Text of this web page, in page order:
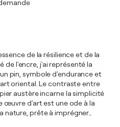
de la résilience et de la
de l'encre, j'ai représenté la
pin, symbole d'endurance et
oriental. Le contraste entre
austère incarne la simplicité
œuvre d'art est une ode à la
nature, prête à imprégner…